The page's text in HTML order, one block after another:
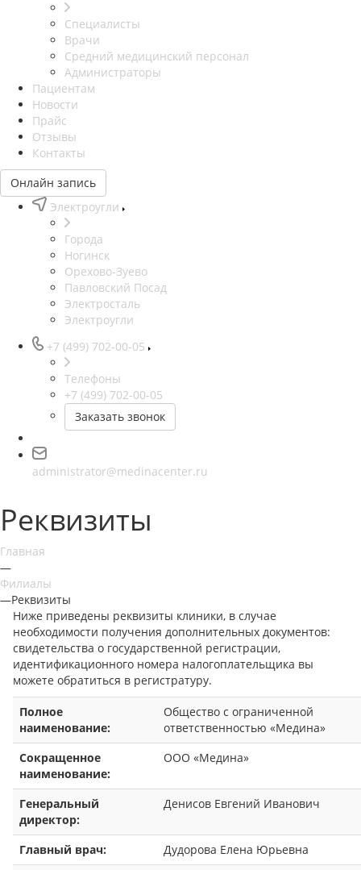
Специалисты
Врачи
Средний медицинский персонал
Администраторы
Пациентам
Новости
Прайс
Отзывы
Контакты
Онлайн запись
Электроугли
Города
Ногинск
Орехово-Зуево
Павловский Посад
Электросталь
Электроугли
+7 (499) 702-00-05
Телефоны
+7 (499) 702-00-05
Заказать звонок
administrator@medinacenter.ru
Реквизиты
Главная
—
Филиалы
—Реквизиты
Ниже приведены реквизиты клиники, в случае
необходимости получения дополнительных документов:
свидетельства о государственной регистрации,
идентификационного номера налогоплательщика вы
можете обратиться в регистратуру.
Полное
наименование:
Общество с ограниченной
ответственностью «Медина»
Сокращенное
наименование:
ООО «Медина»
Генеральный
директор:
Денисов Евгений Иванович
Главный врач:
Дудорова Елена Юрьевна